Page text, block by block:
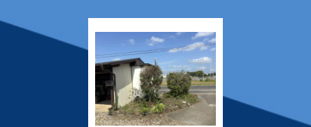
と樹木の健やかな成長を
サポー